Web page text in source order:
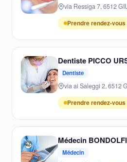
via Ressiga 7, 6512
Prendre rendez-vous
Dentiste PICCO
Dentiste
via ai Saleggi 2, 6512
Prendre rendez-vous
Médecin
Médecin